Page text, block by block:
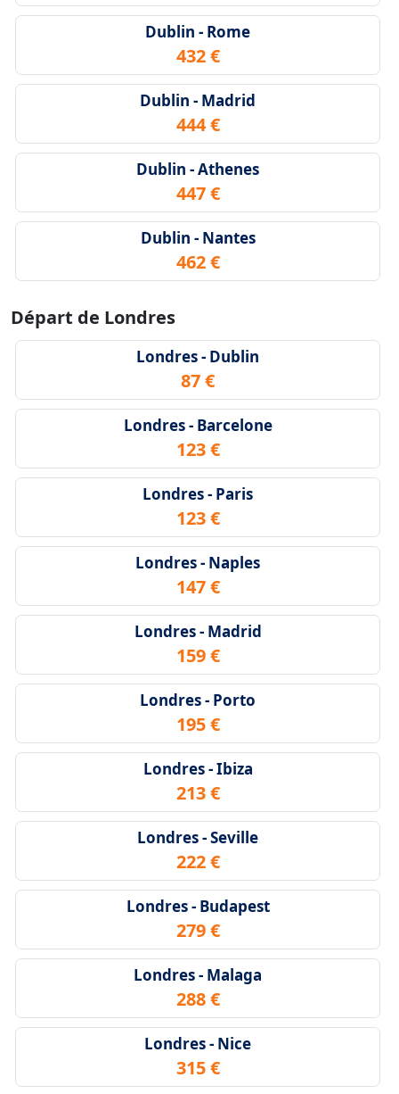
Dublin - Rome
432 €
Dublin - Madrid
444 €
Dublin - Athenes
447 €
Dublin - Nantes
462 €
Départ de Londres
Londres - Dublin
87 €
Londres - Barcelone
123 €
Londres - Paris
123 €
Londres - Naples
147 €
Londres - Madrid
159 €
Londres - Porto
195 €
Londres - Ibiza
213 €
Londres - Seville
222 €
Londres - Budapest
279 €
Londres - Malaga
288 €
Londres - Nice
315 €